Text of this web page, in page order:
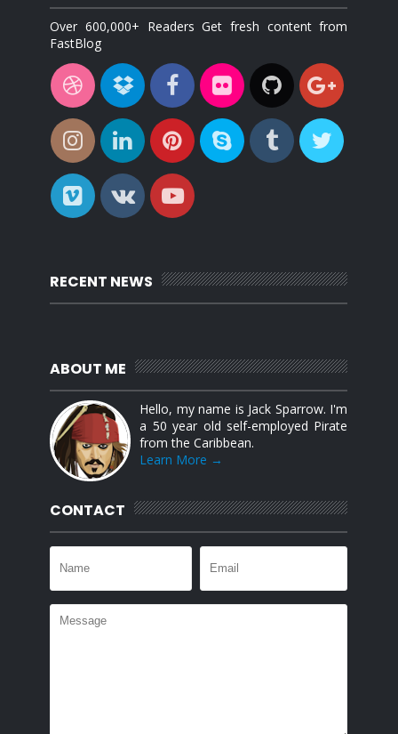
Over 600,000+ Readers Get fresh content from
FastBlog
RECENT NEWS
ABOUT ME
Hello, my name is Jack Sparrow. I'm
a 50 year old self-employed Pirate
from the Caribbean.
Learn More →
CONTACT